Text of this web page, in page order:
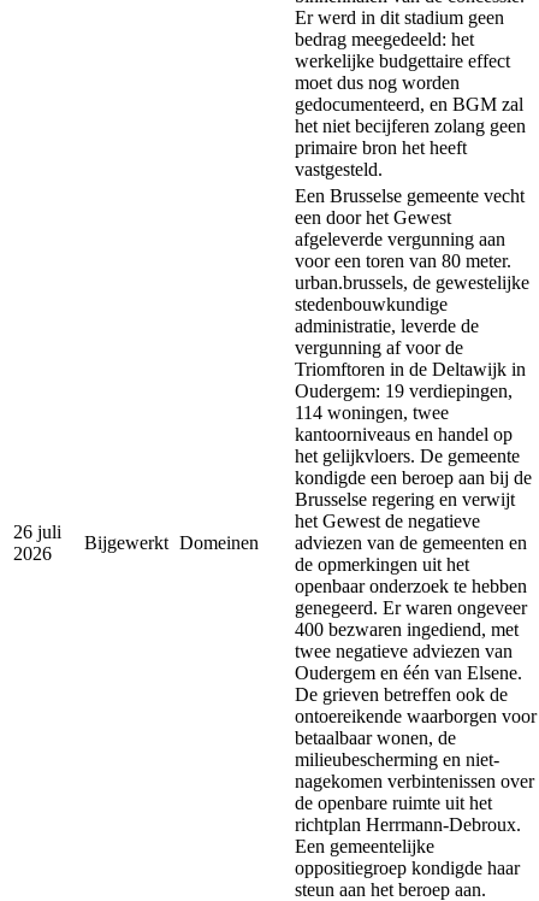
Er werd in dit stadium geen
bedrag meegedeeld: het
werkelijke budgettaire effect
moet dus nog worden
gedocumenteerd, en BGM zal
het niet becijferen zolang geen
primaire bron het heeft
vastgesteld.
26 juli
2026
Bijgewerkt Domeinen
Een Brusselse gemeente vecht
een door het Gewest
afgeleverde vergunning aan
voor een toren van 80 meter.
urban.brussels, de gewestelijke
stedenbouwkundige
administratie, leverde de
vergunning af voor de
Triomftoren in de Deltawijk in
Oudergem: 19 verdiepingen,
114 woningen, twee
kantoorniveaus en handel op
het gelijkvloers. De gemeente
kondigde een beroep aan bij de
Brusselse regering en verwijt
het Gewest de negatieve
adviezen van de gemeenten en
de opmerkingen uit het
openbaar onderzoek te hebben
genegeerd. Er waren ongeveer
400 bezwaren ingediend, met
twee negatieve adviezen van
Oudergem en één van Elsene.
De grieven betreffen ook de
ontoereikende waarborgen voor
betaalbaar wonen, de
milieubescherming en niet-
nagekomen verbintenissen over
de openbare ruimte uit het
richtplan Herrmann-Debroux.
Een gemeentelijke
oppositiegroep kondigde haar
steun aan het beroep aan.